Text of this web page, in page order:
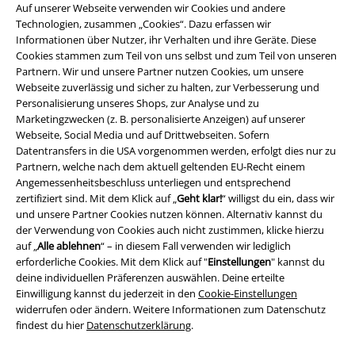
Auf unserer Webseite verwenden wir Cookies und andere
Technologien, zusammen „Cookies“. Dazu erfassen wir
Informationen über Nutzer, ihr Verhalten und ihre Geräte. Diese
Cookies stammen zum Teil von uns selbst und zum Teil von unseren
Partnern. Wir und unsere Partner nutzen Cookies, um unsere
Webseite zuverlässig und sicher zu halten, zur Verbesserung und
Personalisierung unseres Shops, zur Analyse und zu
Marketingzwecken (z. B. personalisierte Anzeigen) auf unserer
Webseite, Social Media und auf Drittwebseiten. Sofern
Datentransfers in die USA vorgenommen werden, erfolgt dies nur zu
Partnern, welche nach dem aktuell geltenden EU-Recht einem
Angemessenheitsbeschluss unterliegen und entsprechend
zertifiziert sind. Mit dem Klick auf „Geht klar!“ willigst du ein, dass wir
und unsere Partner Cookies nutzen können. Alternativ kannst du
der Verwendung von Cookies auch nicht zustimmen, klicke hierzu
auf „Alle ablehnen“ – in diesem Fall verwenden wir lediglich
erforderliche Cookies. Mit dem Klick auf "Einstellungen" kannst du
deine individuellen Präferenzen auswählen. Deine erteilte
Einwilligung kannst du jederzeit in den Cookie-Einstellungen
widerrufen oder ändern. Weitere Informationen zum Datenschutz
findest du hier Datenschutzerklärung.
Zahlungsarten
Vorkasse
Nachnahme
Versender
EMP App